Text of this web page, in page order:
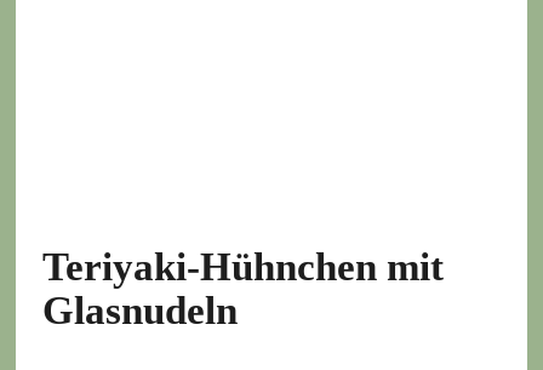
Teriyaki-Hühnchen mit
Glasnudeln